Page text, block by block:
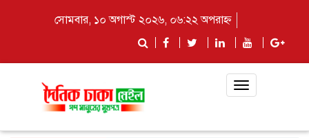
সোমবার, ১০ অগাস্ট ২০২৬, ০৬:২২ অপরাহ্ন
Toggle